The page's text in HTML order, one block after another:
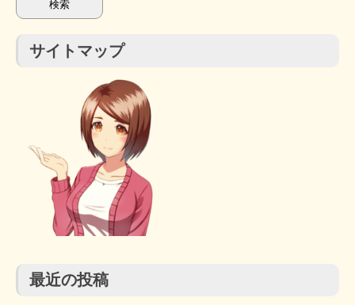
サイトマップ
最近の投稿